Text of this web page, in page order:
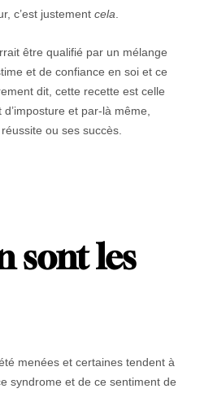
c’est justement cela.
être qualifié par un mélange
et de confiance en soi et ce
dit, cette recette est celle
et par-là même,
ou ses succès.
sont les
menées et certaines tendent à
syndrome et de ce sentiment de